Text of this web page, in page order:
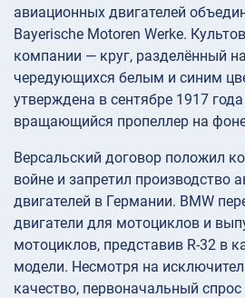
авиационных двигателей
Bayerische Motoren Werke.
компании — круг, разделённый
чередующихся белым и синим
утверждена в сентябре 1917
вращающийся пропеллер на
Версальский договор положил
войне и запретил производство
двигателей в Германии. BMW
двигатели для мотоциклов и
мотоциклов, представив R-32 в
модели. Несмотря на
качество, первоначальный спрос